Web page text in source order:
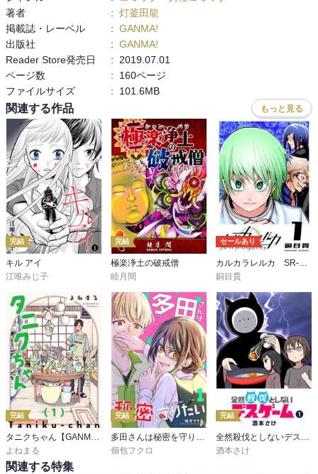
著者
: 灯釜田龍
掲載誌・レーベル
: GANMA!
出版社
: GANMA!
Reader Store発売日
:
2019.07.01
ページ数
:
160ページ
ファイルサイズ
: 101.6MB
関連する作品 もっと見る
完結
キル アイ
江唯みじ子
完結
極楽浄土の破戒僧
睦月間
セールあり
カルカラレルカ SR-H Prosperity
銅目貫
完結
よねまる
完結
個包フクロ
完結
酒本さけ
関連する特集